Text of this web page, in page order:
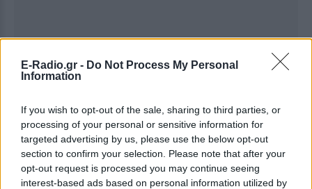
E-Radio.gr - Do Not Process My Personal
Information
If you wish to opt-out of the sale, sharing to third parties, or
processing of your personal or sensitive information for
targeted advertising by us, please use the below opt-out
section to confirm your selection. Please note that after your
opt-out request is processed you may continue seeing
interest-based ads based on personal information utilized by
Ακολουθήστε το E-Radio.gr στοGoogle News
Για ακόμη περισσότερα νέα , μπείτε στην
ροή
ειδήσεωντου E-Daily.gr
Ακολουθήστε το E-Radio.gr και στο Instagram